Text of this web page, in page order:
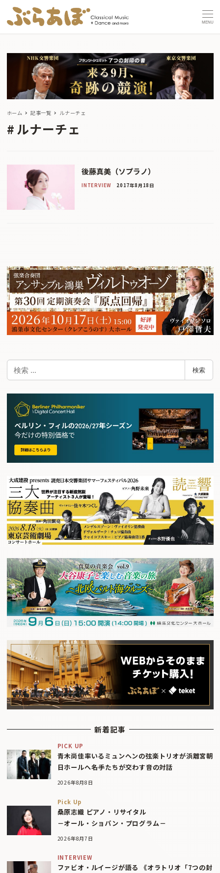
MENU
ホーム 記事一覧 ルナーチェ
ルナーチェ
後藤真美（ソプラノ）
INTERVIEW 2017年8月18日
検
索
検索
新着記事
PICK UP
青木尚佳率いるミュンヘンの弦楽トリオが浜離宮朝
日ホールへ――名手たちが交わす音の対話
2026年8月8日
Pick Up
桑原志織 ピアノ・リサイタル
－オール・ショパン・プログラム－
2026年8月7日
INTERVIEW
ファビオ・ルイージが語る 《オラトリオ「7つの封